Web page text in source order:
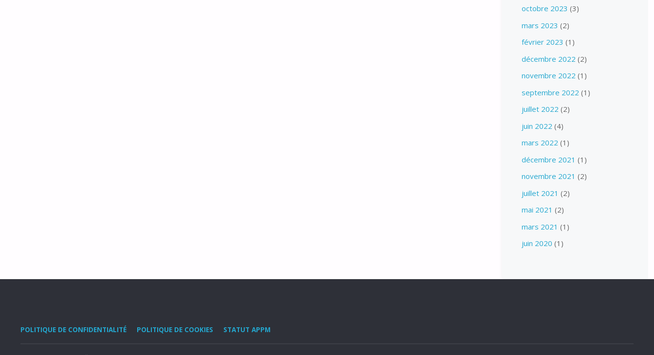
octobre 2023 (3)
mars 2023 (2)
février 2023 (1)
décembre 2022 (2)
novembre 2022 (1)
septembre 2022 (1)
juillet 2022 (2)
juin 2022 (4)
mars 2022 (1)
décembre 2021 (1)
novembre 2021 (2)
juillet 2021 (2)
mai 2021 (2)
mars 2021 (1)
juin 2020 (1)
POLITIQUE DE CONFIDENTIALITÉ POLITIQUE DE COOKIES STATUT APPM